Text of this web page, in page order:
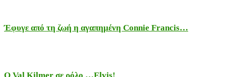
Έφυγε από τη ζωή η αγαπημένη Connie Francis…